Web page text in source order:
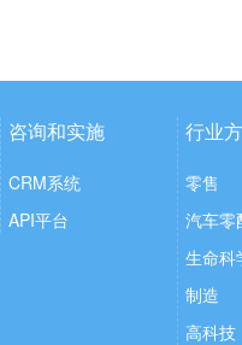
咨询和实施
CRM系统
API平台
行业
零售
汽车零
生命科
制造
高科技